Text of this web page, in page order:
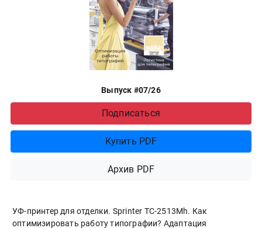
Выпуск #07/26
Подписаться
Купить PDF
Архив PDF
УФ-принтер для отделки. Sprinter ТС-2513Mh. Как
оптимизировать работу типографии? Адаптация